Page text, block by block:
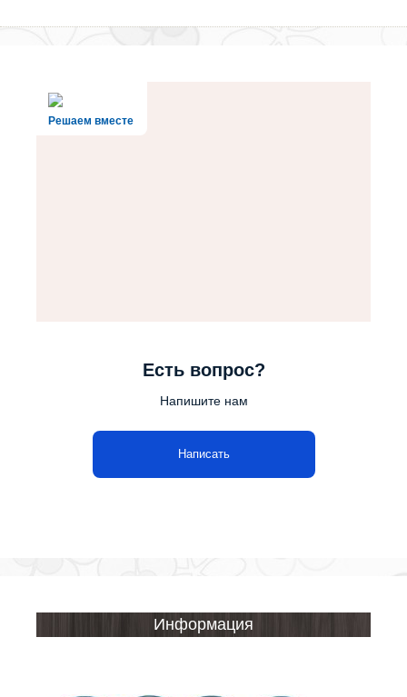
Решаем вместе
Есть вопрос?
Напишите нам
Написать
Информация